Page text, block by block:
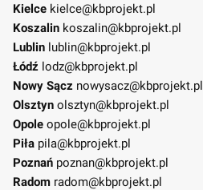
Kielce kielce@kbprojekt.pl
Koszalin koszalin@kbprojekt.pl
Lublin lublin@kbprojekt.pl
Łódź lodz@kbprojekt.pl
Nowy Sącz nowysacz@kbprojekt.pl
Olsztyn olsztyn@kbprojekt.pl
Opole opole@kbprojekt.pl
Piła pila@kbprojekt.pl
Poznań poznan@kbprojekt.pl
Radom radom@kbprojekt.pl